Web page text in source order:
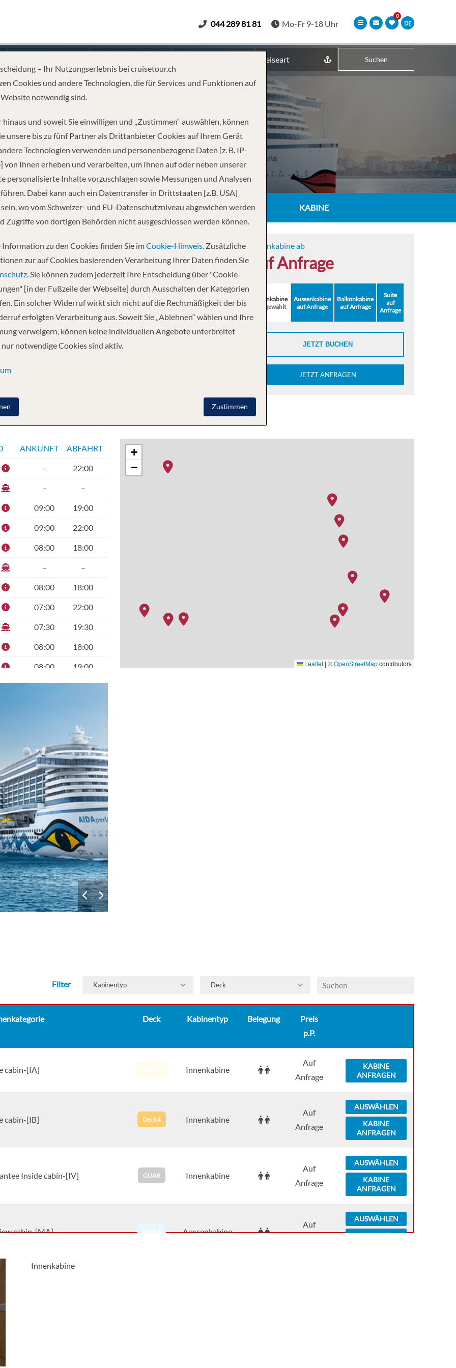
DE
044 289 81 81 Mo-Fr 9-18 Uhr
Reiseart Suchen
REISEINFORMATIONEN KABINE
18.02.2027
Seetag - Grenada - Barbados - St.
Innenkabine ab
auf Anfrage
Innenkabine
ausgewählt
Aussenkabine
auf Anfrage
Balkonkabine
auf Anfrage
Suite
auf
Anfrage
JETZT BUCHEN
JETZT ANFRAGEN
ANKUNFT ABFAHRT
– 22:00
– –
09:00 19:00
09:00 22:00
08:00 18:00
– –
08:00 18:00
07:00 22:00
07:30 19:30
08:00 18:00
08:00 19:00
07:30 18:00
–
07:00 22:00
– –
– –
– –
– 18:00
– –
– 18:00
07:00 –
+
−
Leaflet | ©OpenStreetMapcontributors
Filter Kabinentyp Deck
Deck Kabinentyp Belegung
Preis
p.P.
cabin-[IA] Innenkabine
Auf
Anfrage
KABINE
ANFRAGEN
cabin-[IB] Deck 4 Innenkabine
Auf
Anfrage
AUSWÄHLEN
KABINE
ANFRAGEN
Inside cabin-[IV] GUAR Innenkabine
Auf
Anfrage
AUSWÄHLEN
KABINE
ANFRAGEN
cabin-[MA] Aussenkabine
Auf
AUSWÄHLEN
KABINE
cabin-[MB]
cabin-[MC]
Innenkabine
– Ihr Nutzungserlebnis bei cruisetour.ch
Cookies und andere Technologien, die für Services und Funktionen auf
notwendig sind.
hinaus und soweit Sie einwilligen und „Zustimmen“ auswählen, können
unsere bis zu fünf Partner als Drittanbieter Cookies auf Ihrem Gerät
Technologien verwenden und personenbezogene Daten [z. B. IP-
von Ihnen erheben und verarbeiten, um Ihnen auf oder neben unserer
personalisierte Inhalte vorzuschlagen sowie Messungen und Analysen
Dabei kann auch ein Datentransfer in Drittstaaten [z.B. USA]
wo vom Schweizer- und EU-Datenschutzniveau abgewichen werden
Zugriffe von dortigen Behörden nicht ausgeschlossen werden können.
zu den Cookies finden Sie imCookie-Hinweis. Zusätzliche
zur auf Cookies basierenden Verarbeitung Ihrer Daten finden Sie
Sie können zudem jederzeit Ihre Entscheidung über "Cookie-
[in der Fußzeile der Webseite] durch Ausschalten der Kategorien
Ein solcher Widerruf wirkt sich nicht auf die Rechtmäßigkeit der bis
erfolgten Verarbeitung aus. Soweit Sie „Ablehnen“ wählen und Ihre
verweigern, können keine individuellen Angebote unterbreitet
notwendige Cookies sind aktiv.
Zustimmen